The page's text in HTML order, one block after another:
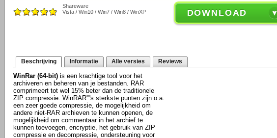
Shareware
Vista / Win10 / Win7 / Win8 / WinXP
DOWNLOAD
Beschrijving Informatie Alle versies Reviews
WinRar (64-bit) is een krachtige tool voor het
archiveren en beheren van je bestanden. RAR
comprimeert tot wel 15% beter dan de traditionele
ZIP compressie. WinRAR''''s sterkste punten zijn o.a.
een zeer goede compressie, de mogelijkheid om
andere niet-RAR archieven te kunnen openen, de
mogelijkheid om commentaar in het archief te
kunnen toevoegen, encryptie, het gebruik van ZIP
compressie en decompressie, ondersteuning voor